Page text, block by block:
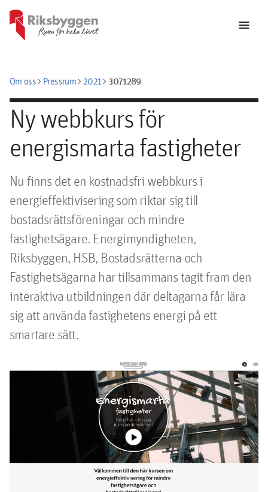
menu
Om osschevron_rightPressrumchevron_right2021chevron_right3071289
Ny webbkurs för
energismarta fastigheter
Nu finns det en kostnadsfri webbkurs i
energieffektivisering som riktar sig till
bostadsrättsföreningar och mindre
fastighetsägare. Energimyndigheten,
Riksbyggen, HSB, Bostadsrätterna och
Fastighetsägarna har tillsammans tagit fram den
interaktiva utbildningen där deltagarna får lära
sig att använda fastighetens energi på ett
smartare sätt.